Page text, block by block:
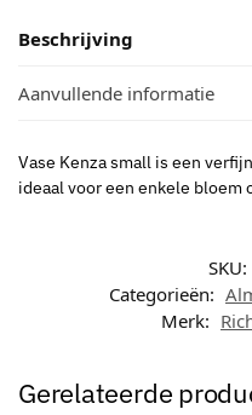
Beschrijving
Aanvullende informatie
Vase Kenza small is een
ideaal voor een enkele bloem
SKU:
Categorieën:
Merk:
Gerelateerde